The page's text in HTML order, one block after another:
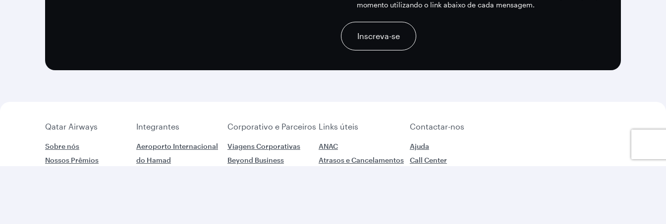
momento utilizando o link abaixo de cada mensagem.
Inscreva-se
Qatar Airways Integrantes Corporativo e Parceiros Links úteis Contactar-nos
Sobre nós
Nossos Prêmios
Aeroporto Internacional
do Hamad
Viagens Corporativas
Beyond Business
ANAC
Atrasos e Cancelamentos
Ajuda
Call Center